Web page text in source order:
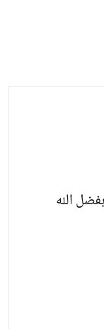
الله